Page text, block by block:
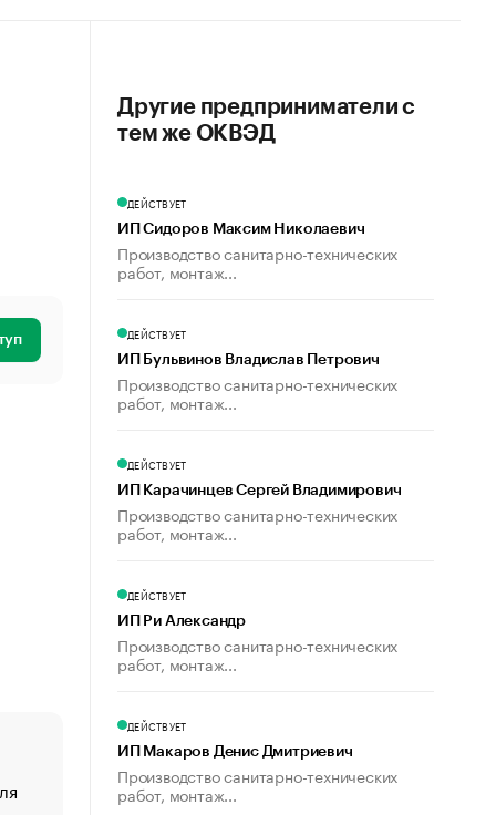
«От спорта тело стареет иначе». Как живет глава
Другие предприниматели с
тем же ОКВЭД
ДЕЙСТВУЕТ
ИП Сидоров Максим Николаевич
Производство санитарно-технических
работ, монтаж...
ДЕЙСТВУЕТ
ИП Бульвинов Владислав Петрович
Производство санитарно-технических
работ, монтаж...
ДЕЙСТВУЕТ
ИП Карачинцев Сергей Владимирович
Производство санитарно-технических
работ, монтаж...
ДЕЙСТВУЕТ
ИП Ри Александр
Производство санитарно-технических
работ, монтаж...
ДЕЙСТВУЕТ
ИП Макаров Денис Дмитриевич
Производство санитарно-технических
работ, монтаж...